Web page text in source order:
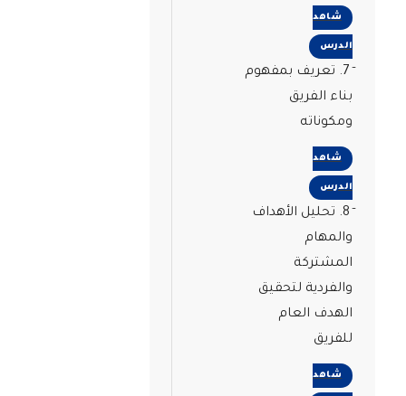
شاهد
الدرس
7. تعريف بمفهوم
بناء الفريق
ومكوناته
شاهد
الدرس
8. تحليل الأهداف
والمهام
المشتركة
والفردية لتحقيق
الهدف العام
للفريق
شاهد